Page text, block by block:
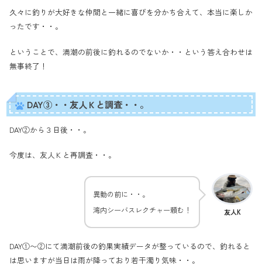
久々に釣りが大好きな仲間と一緒に喜びを分かち合えて、本当に楽しか
ったです・・。
ということで、満潮の前後に釣れるのでないか・・という答え合わせは
無事終了！
DAY③・・友人Ｋと調査・・。
DAY②から３日後・・。
今度は、友人Ｋと再調査・・。
友人K
異動の前に・・。
湾内シーバスレクチャー頼む！
DAY①〜②にて満潮前後の釣果実績データが整っているので、釣れると
は思いますが当日は雨が降っており若干濁り気味・・。